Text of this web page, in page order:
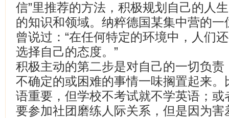
信”里推荐的方法，积极规划自己的人
的知识和领域。纳粹德国某集中营的
曾说过：“在任何特定的环境中，人们
选择自己的态度。”
积极主动的第二步是对自己的一切负
不确定的或困难的事情一味搁置起来
语重要，但学校不考试就不学英语；
要参加社团磨练人际关系，但是因为